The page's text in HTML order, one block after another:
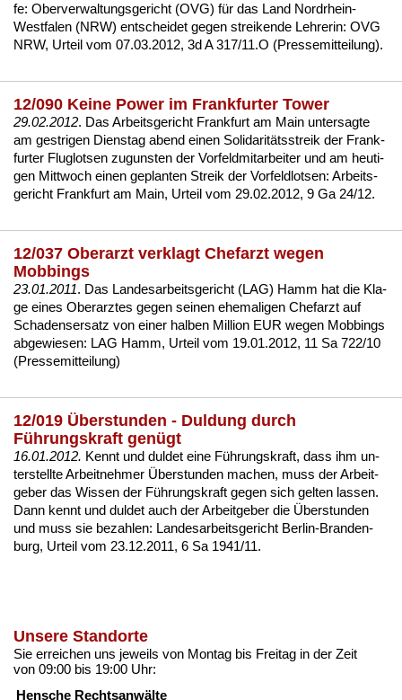
fe: Ober­ver­wal­tungs­ge­richt (OVG) für das Land Nord­rhein-
West­fa­len (NRW) ent­schei­det ge­gen strei­ken­de Leh­re­rin: OVG
NRW, Ur­teil vom 07.03.2012, 3d A 317/11.O (Pres­se­mit­tei­lung).
12/090 Keine Power im Frankfurter Tower
29.02.2012. Das Ar­beits­ge­richt Frank­furt am Main un­ter­sag­te
am gest­ri­gen Diens­tag abend ei­nen So­li­da­ritäts­streik der Frank­
fur­ter Flug­lot­sen zu­guns­ten der Vor­feld­mit­ar­bei­ter und am heu­ti­
gen Mitt­woch ei­nen ge­plan­ten Streik der Vor­feld­lot­sen: Ar­beits­
ge­richt Frank­furt am Main, Ur­teil vom 29.02.2012, 9 Ga 24/12.
12/037 Oberarzt verklagt Chefarzt wegen
Mobbings
23.01.2011. Das Lan­des­ar­beits­ge­richt (LAG) Hamm hat die Kla­
ge ei­nes Ober­arz­tes ge­gen sei­nen ehe­ma­li­gen Chef­arzt auf
Scha­dens­er­satz von ei­ner hal­ben Mil­li­on EUR we­gen Mob­bings
ab­ge­wie­sen: LAG Hamm, Ur­teil vom 19.01.2012, 11 Sa 722/10
(Pres­se­mit­tei­lung)
12/019 Überstunden - Duldung durch
Führungskraft genügt
16.01.2012. Kennt und dul­det ei­ne Führungs­kraft, dass ihm un­
ter­stell­te Ar­beit­neh­mer Über­stun­den ma­chen, muss der Ar­beit­
ge­ber das Wis­sen der Führungs­kraft ge­gen sich gel­ten las­sen.
Dann kennt und dul­det auch der Ar­beit­ge­ber die Über­stun­den
und muss sie be­zah­len: Lan­des­ar­beits­ge­richt Ber­lin-Bran­den­
burg, Ur­teil vom 23.12.2011, 6 Sa 1941/11.
Unsere Standorte
Sie erreichen uns jeweils von Montag bis Freitag in der Zeit
von 09:00 bis 19:00 Uhr:
Hensche Rechtsanwälte